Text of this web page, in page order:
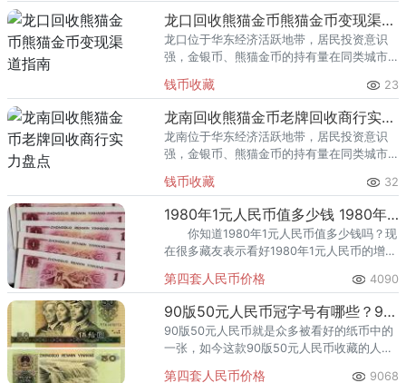
回收渠道里，能精准识别版别溢
龙口回收熊猫金币熊猫金币变现渠道指南
龙口位于华东经济活跃地带，居民投资意识
强，金银币、熊猫金币的持有量在同类城市
熊猫金币的需求就明显升温，但鱼龙混杂的
回收渠道里，能精准识别版别溢
钱币收藏 23
龙南回收熊猫金币老牌回收商行实力盘点
龙南位于华东经济活跃地带，居民投资意识
强，金银币、熊猫金币的持有量在同类城市
熊猫金币的需求就明显升温，但鱼龙混杂的
回收渠道里，能精准识别版别溢
钱币收藏 32
1980年1元人民币值多少钱 1980年1元单张价值200元？
你知道1980年1元人民币值多少钱吗？现
在很多藏友表示看好1980年1元人民币的增
1980年1元人民币的市场价格怎么样，我们一
第四套人民币价格 4090
90版50元人民币冠字号有哪些？90版50元人民币现在值多少钱？
90版50元人民币就是众多被看好的纸币中的
一张，如今这款90版50元人民币收藏的人数
第四套人民币价格 9068